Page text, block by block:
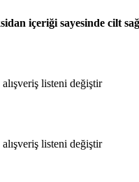
içeriği sayesinde cilt
alışveriş listeni değiştir
alışveriş listeni değiştir